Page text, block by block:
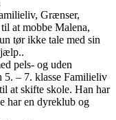
Grænser,
at mobbe Malena,
tør ikke tale med sin
pels- og uden
5. – 7. klasse Familieliv
at skifte skole. Han har
har en dyreklub og